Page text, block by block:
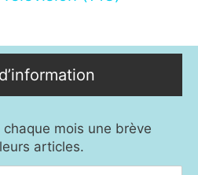
mois une brève
articles.